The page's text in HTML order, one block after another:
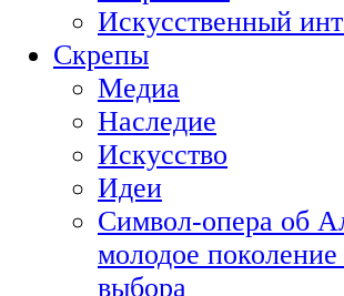
Искусственный
Скрепы
Медиа
Наследие
Искусство
Идеи
Символ-опера об
молодое
выбора